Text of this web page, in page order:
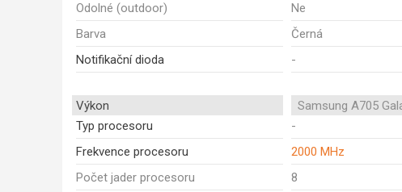
Odolné (outdoor)
Ne
Barva
Černá
Notifikační dioda
-
Výkon Samsung A705
Typ procesoru
-
Frekvence procesoru
2000 MHz
Počet jader procesoru
8